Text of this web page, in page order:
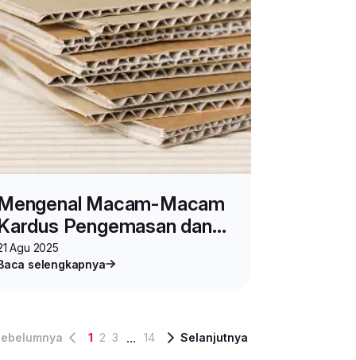
Macam-Macam
Pengemasan dan
dalam Bisnis
Agu 2025
selengkapnya
1 2 3 ... 14 Selanjutnya